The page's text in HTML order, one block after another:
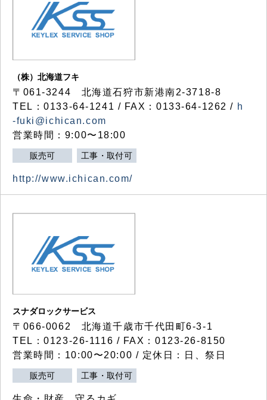
（株）北海道フキ
〒061-3244 北海道石狩市新港南2-3718-8
TEL：0133-64-1241 / FAX：0133-64-1262 / h
-fuki@ichican.com
営業時間：9:00〜18:00
販売可 工事・取付可
http://www.ichican.com/
スナダロックサービス
〒066-0062 北海道千歳市千代田町6-3-1
TEL：0123-26-1116 / FAX：0123-26-8150
営業時間：10:00〜20:00 / 定休日：日、祭日
販売可 工事・取付可